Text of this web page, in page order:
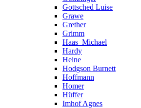
Gottsched Luise
Grawe
Grether
Grimm
Haas_Michael
Hardy
Heine
Hodgson Burnett
Hoffmann
Homer
Hüffer
Imhof Agnes